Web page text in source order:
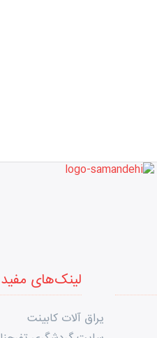
لینک‌های مفید
یراق آلات کابینت